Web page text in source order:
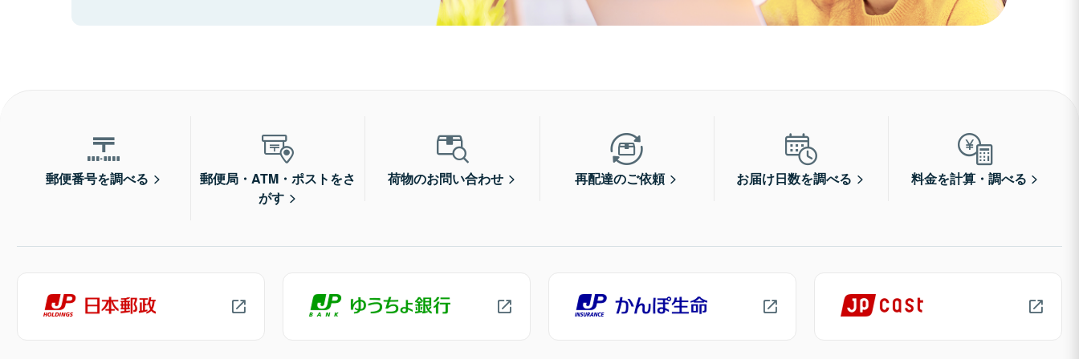
郵便番号を調べる
郵便局・ATM・ポストをさ
がす
荷物のお問い合わせ 再配達のご依頼 お届け日数を調べる 料金を計算・調べる